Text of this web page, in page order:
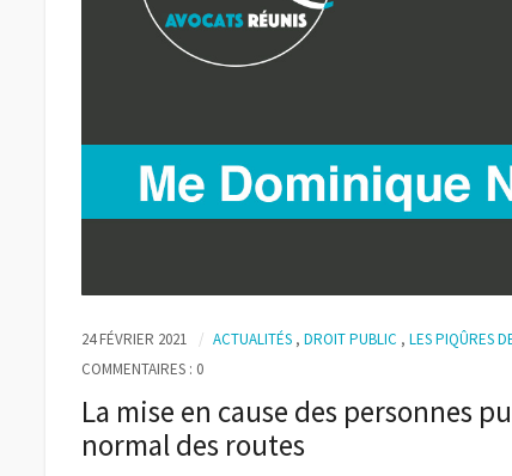
24 FÉVRIER 2021 ACTUALITÉS , DROIT PUBLIC , LES PIQÛRES
COMMENTAIRES : 0
La mise en cause des personnes
normal des routes